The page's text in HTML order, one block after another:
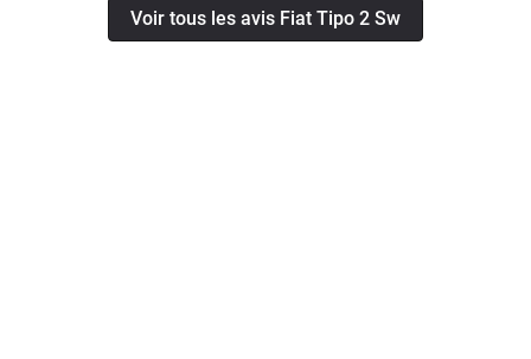
pour l’exportation. N’ayant pas un
Voir tous les avis Fiat Tipo 2 Sw